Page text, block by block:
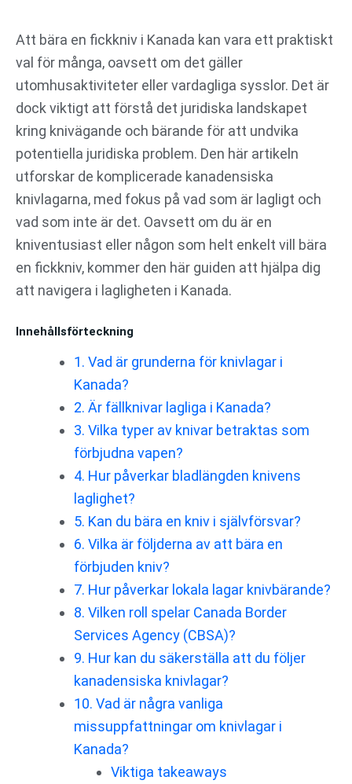
innehåll
Att bära en fickkniv i Kanada kan vara ett praktiskt
val för många, oavsett om det gäller
utomhusaktiviteter eller vardagliga sysslor. Det är
dock viktigt att förstå det juridiska landskapet
kring knivägande och bärande för att undvika
potentiella juridiska problem. Den här artikeln
utforskar de komplicerade kanadensiska
knivlagarna, med fokus på vad som är lagligt och
vad som inte är det. Oavsett om du är en
kniventusiast eller någon som helt enkelt vill bära
en fickkniv, kommer den här guiden att hjälpa dig
att navigera i lagligheten i Kanada.
Innehållsförteckning
1. Vad är grunderna för knivlagar i
Kanada?
2. Är fällknivar lagliga i Kanada?
3. Vilka typer av knivar betraktas som
förbjudna vapen?
4. Hur påverkar bladlängden knivens
laglighet?
5. Kan du bära en kniv i självförsvar?
6. Vilka är följderna av att bära en
förbjuden kniv?
7. Hur påverkar lokala lagar knivbärande?
8. Vilken roll spelar Canada Border
Services Agency (CBSA)?
9. Hur kan du säkerställa att du följer
kanadensiska knivlagar?
10. Vad är några vanliga
missuppfattningar om knivlagar i
Kanada?
Viktiga takeaways